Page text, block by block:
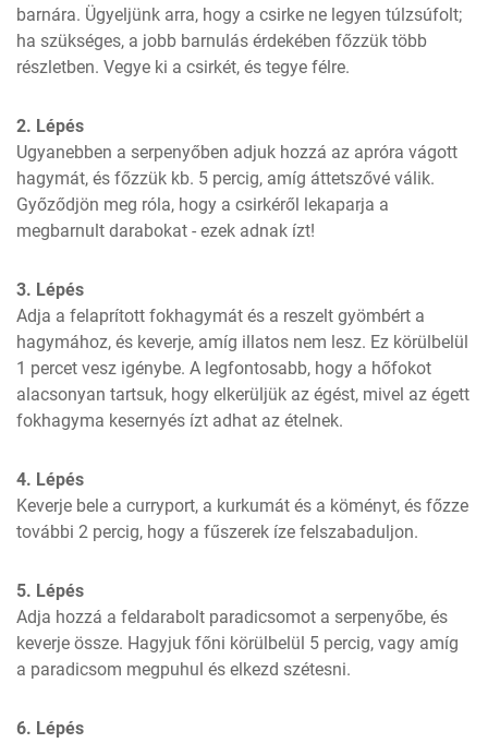
barnára. Ügyeljünk arra, hogy a csirke ne legyen túlzsúfolt;
ha szükséges, a jobb barnulás érdekében főzzük több
részletben. Vegye ki a csirkét, és tegye félre.
2. Lépés
Ugyanebben a serpenyőben adjuk hozzá az apróra vágott
hagymát, és főzzük kb. 5 percig, amíg áttetszővé válik.
Győződjön meg róla, hogy a csirkéről lekaparja a
megbarnult darabokat - ezek adnak ízt!
3. Lépés
Adja a felaprított fokhagymát és a reszelt gyömbért a
hagymához, és keverje, amíg illatos nem lesz. Ez körülbelül
1 percet vesz igénybe. A legfontosabb, hogy a hőfokot
alacsonyan tartsuk, hogy elkerüljük az égést, mivel az égett
fokhagyma kesernyés ízt adhat az ételnek.
4. Lépés
Keverje bele a curryport, a kurkumát és a köményt, és főzze
további 2 percig, hogy a fűszerek íze felszabaduljon.
5. Lépés
Adja hozzá a feldarabolt paradicsomot a serpenyőbe, és
keverje össze. Hagyjuk főni körülbelül 5 percig, vagy amíg
a paradicsom megpuhul és elkezd szétesni.
6. Lépés